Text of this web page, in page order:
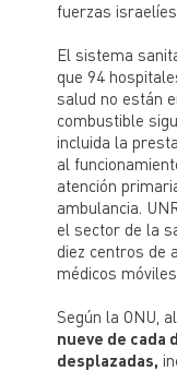
fuerzas israelíes.
El sistema
que 94
salud no están
combustible
incluida la
al
atención
ambulancia.
el sector de la
diez centros de
médicos
Según la ONU,
nueve de cada
desplazadas,